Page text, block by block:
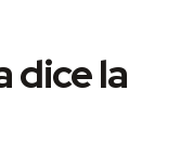
dice la